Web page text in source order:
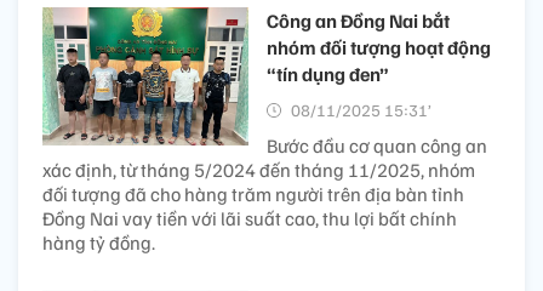
Công an Đồng Nai bắt
nhóm đối tượng hoạt động
“tín dụng đen”
08/11/2025 15:31’
Bước đầu cơ quan công an
xác định, từ tháng 5/2024 đến tháng 11/2025, nhóm
đối tượng đã cho hàng trăm người trên địa bàn tỉnh
Đồng Nai vay tiền với lãi suất cao, thu lợi bất chính
hàng tỷ đồng.